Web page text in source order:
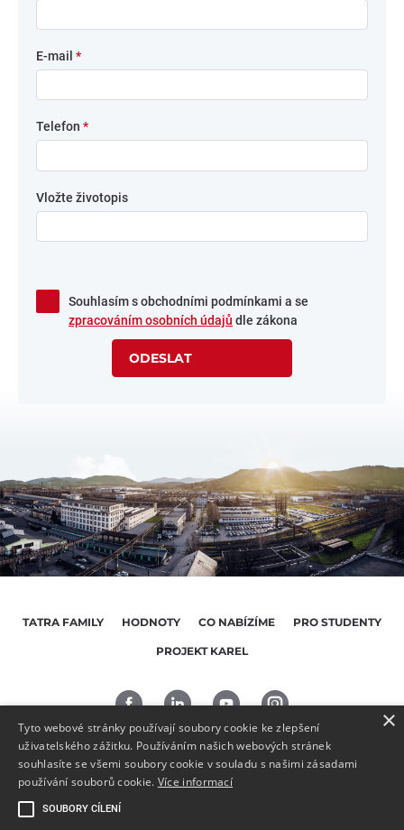
E-mail *
Telefon *
Vložte životopis
Souhlasím s obchodními podmínkami a se
zpracováním osobních údajů dle zákona
TATRA FAMILY HODNOTY CO NABÍZÍME PRO STUDENTY
PROJEKT KAREL
NAPIŠTE NÁM
734 173 136
×
Tyto webové stránky používají soubory cookie ke zlepšení
uživatelského zážitku. Používáním našich webových stránek
souhlasíte se všemi soubory cookie v souladu s našimi zásadami
používání souborů cookie. Více informací
SOUBORY CÍLENÍ